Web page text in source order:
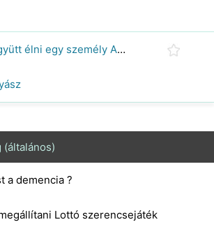
Hogyan kell együtt élni egy személy ADD
a demencia ?
Lottó szerencsejáték